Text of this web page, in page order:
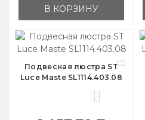
В КОРЗИНУ
Подвесная люстра ST
Luce Maste SL1114.403.08